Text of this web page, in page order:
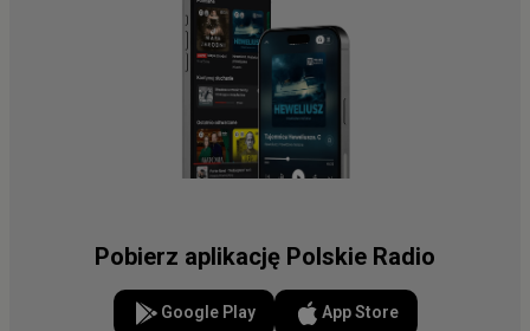
Pobierz aplikację Polskie Radio
Google Play App Store